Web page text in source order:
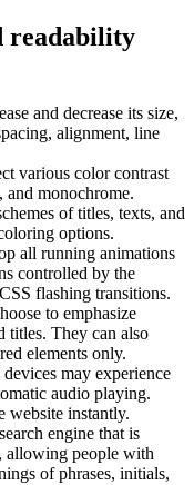
readability
and decrease its size,
alignment, line
various color contrast
and monochrome.
of titles, texts, and
options.
all running animations
controlled by the
flashing transitions.
to emphasize
titles. They can also
elements only.
may experience
audio playing.
website instantly.
engine that is
allowing people with
of phrases, initials,